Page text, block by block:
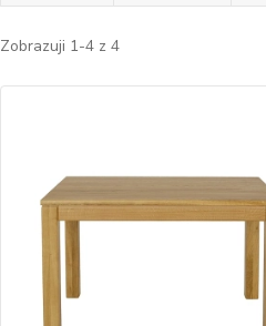
Zobrazuji 1-4 z 4